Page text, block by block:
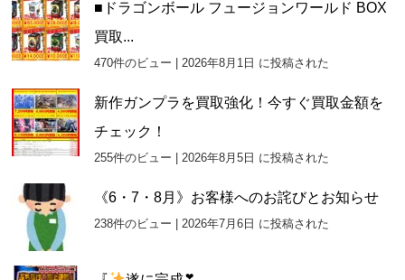
■ドラゴンボール フュージョンワールド BOX
買取...
470件のビュー 2026年8月1日 に投稿された
新作ガンプラを買取強化！今すぐ買取金額を
チェック！
255件のビュー 2026年8月5日 に投稿された
《6・7・8月》お客様へのお詫びとお知らせ
238件のビュー 2026年7月6日 に投稿された